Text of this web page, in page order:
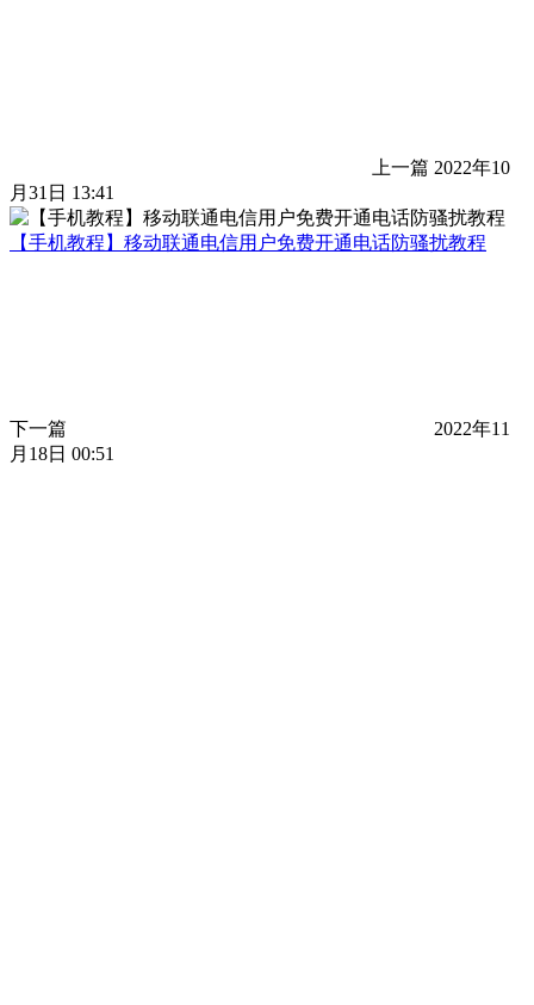
上一篇 2022年10
月31日 13:41
【手机教程】移动联通电信用户免费开通电话防骚扰教程
下一篇
2022年11
月18日 00:51